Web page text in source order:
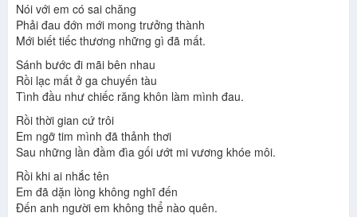
Nói với em có sai chăng
Phải đau đớn mới mong trưởng thành
Mới biết tiếc thương những gì đã mất.
Sánh bước đi mãi bên nhau
Rồi lạc mất ở ga chuyến tàu
Tình đầu như chiếc răng khôn làm mình đau.
Rồi thời gian cứ trôi
Em ngỡ tim mình đã thảnh thơi
Sau những lần đầm đìa gối ướt mi vương khóe môi.
Rồi khi ai nhắc tên
Em đã dặn lòng không nghĩ đến
Đến anh người em không thể nào quên.